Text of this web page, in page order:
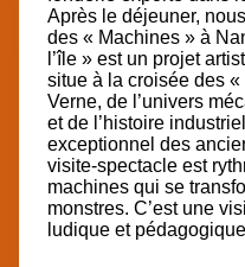
Après le déjeuner,
des « Machines » à
l’île » est un projet
situe à la croisée des
Verne, de l’univers
et de l’histoire
exceptionnel des
visite-spectacle est
machines qui se
monstres. C’est une
ludique et